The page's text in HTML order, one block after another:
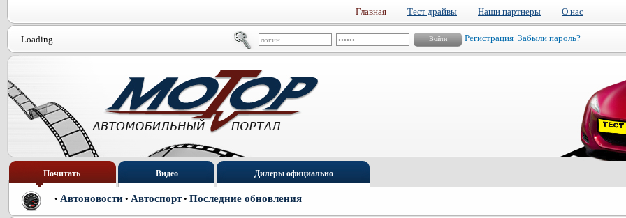
Главная Тест драйвы Наши партнеры О нас
Loading Регистрация Забыли пароль?
Почитать Видео Дилеры официально
• Автоновости • Автоспорт• Последние обновления